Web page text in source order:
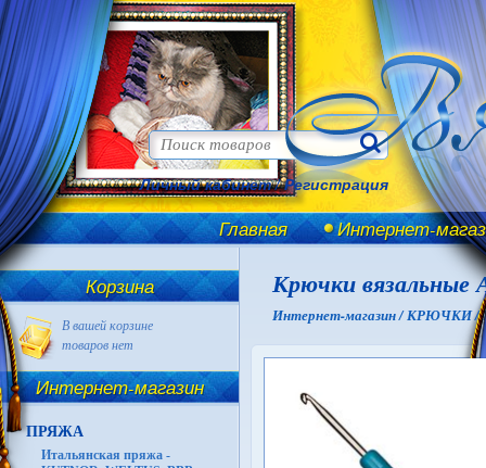
Личный кабинет/Регистрация
Главная Интернет-
Корзина
В вашей корзине
товаров нет
Интернет-магазин
ПРЯЖА
Итальянская пряжа -
Крючки вязальные
Интернет-магазин /КРЮЧКИ /